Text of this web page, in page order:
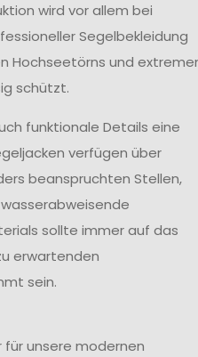
wird vor allem bei
Segelbekleidung
Hochseetörns und
schützt.
funktionale Details eine
verfügen über
beanspruchten Stellen,
sollte immer auf das
erwartenden
sein.
für unsere modernen